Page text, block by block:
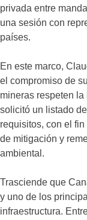
privada entre
una sesión con
países.
En este marco,
el compromiso de
mineras respeten
solicitó un listado
requisitos, con el
de mitigación y
ambiental.
Trasciende que
y uno de los
infraestructura.